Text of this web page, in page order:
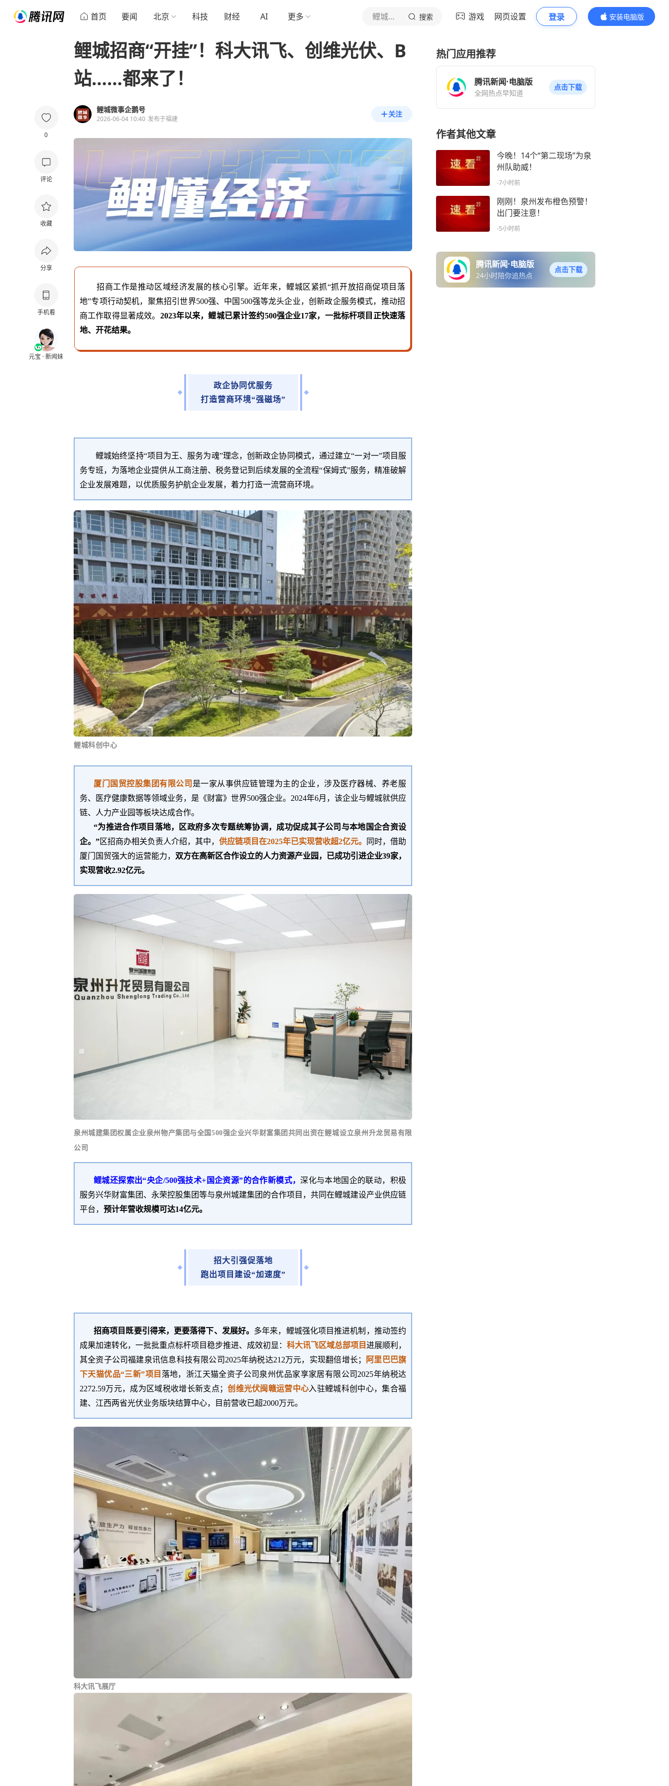
首页 要闻 北京 科技 财经 AI 更多 鲤城微事企鹅号 搜索 游戏 网页设置 登录
安装电脑版
内容更精彩
0
评论
收藏
分享
手机看
元宝 · 新闻妹
鲤城招商“开挂”！科大讯飞、创维光伏、B
站……都来了！
鲤城微事企鹅号
2026-06-04 10:40 发布于福建
关注
招商工作是推动区域经济发展的核心引擎。 近年来，鲤城区紧抓“抓开放招商促项目落
地”专项行动契机， 聚焦招引世界500强、中国500强等龙头企业，创新政企服务模式，推动招
商工作取得显著成效。 2023年以来，鲤城已累计签约500强企业17家， 一批标杆项目正快速落
地、开花结果。
政企协同优服务
打造营商环境“强磁场”
鲤城始终坚持“项目为王、服务为魂”理念，创新政企协同模式，通过建立“一对一”项目服
务专班，为落地企业提供从工商注册、税务登记到后续发展的全流程“保姆式”服务，精准破解
企业发展难题， 以优质服务护航企业发展， 着力打造一流营商环境。
鲤城科创中心
厦门国贸控股集团有限公司 是一家从事供应链管理为主的企业，涉及医疗器械、养老服
务、医疗健康数据等领域业务，是《财富》世界500强企业。 2024年6月，该企业与鲤城就供应
链、人力产业园等板块达成合作。
“为推进合作项目落地，区政府多次专题统筹协调，成功促成其子公司与本地国企合资设
企。”区招商办相关负责人介绍，其中， 供应链项目在2025年已实现营收超2亿元。
同时，借助
厦门国贸强大的运营能力， 双方在高新区合作设立的人力资源产业园，已成功引进企业39家，
实现营收2.92亿元。
泉州城建集团权属企业泉州物产集团与全国 500强企业兴华财富集团共同出资在鲤城设立泉州升龙贸易有限
公司
鲤城还探索出“央企/500强技术+国企资源”的合作新模式，深化与本地国企的联动，积极
服务兴华财富集团、永荣控股集团等与泉州城建集团的合作项目，共同在鲤城建设产业供应链
平台， 预计年营收规模可达14亿元。
招大引强促落地
跑出项目建设“加速度”
招商项目既要引得来，更要落得下、发展好。 多年来， 鲤城强化项目推进机制，推动签约
成果加速转化，一批批重点标杆项目稳步推进、成效初显： 科大讯飞区域总部项目进展顺利，
其全资子公司福建泉讯信息科技有限公司 2025年纳税达212万元，实现翻倍增长；
阿里巴巴旗
下天猫优品“三新”项目 落地，浙江天猫全资子公司泉州优品家享家居有限公司 2025年纳税达
2272.59万元，成为 区域税收增长新支点； 创维光伏闽赣运营中心入驻鲤城科创中心，集合福
建、江西两省光伏业务版块结算中心，目前营收已超2000万元。
科大讯飞展厅
热门应用推荐
腾讯新闻·电脑版
全网热点早知道
点击下载
作者其他文章
今晚！14个“第二现场”为泉
州队助威！
-7小时前
刚刚！泉州发布橙色预警！
出门要注意！
-5小时前
腾讯新闻·电脑版
24小时陪你追热点
点击下载